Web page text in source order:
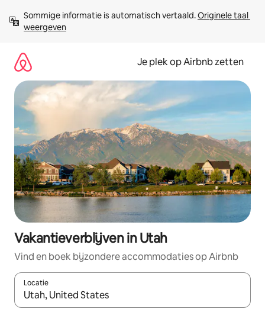
direct
naar
Sommige informatie is automatisch vertaald. Originele taal
weergeven
Je plek op Airbnb zetten
Vakantieverblijven in Utah
Vind en boek bijzondere accommodaties op Airbnb
Locatie
Wanneer er resultaten beschikbaar zijn, maak je een keuze